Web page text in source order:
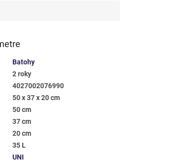
Batohy
2 roky
4027002076990
50 x 37 x 20 cm
50 cm
37 cm
20 cm
35 L
UNI